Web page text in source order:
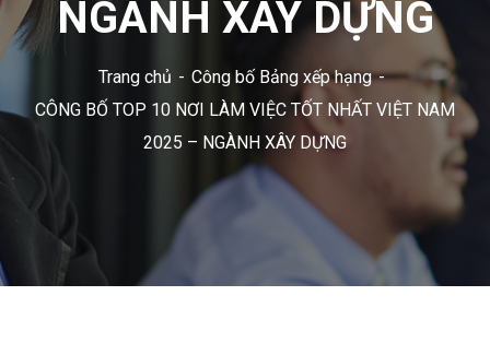
NGÀNH XÂY DỰNG
Trang chủ
Công bố Bảng xếp hạng
CÔNG BỐ TOP 10 NƠI LÀM VIỆC TỐT NHẤT VIỆT NAM
2025 – NGÀNH XÂY DỰNG